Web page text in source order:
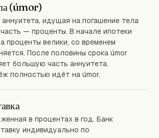
(úmor)
идущая на погашение тела
— проценты. В начале ипотеки
проценты велики, со временем
После половины срока úmor
большую часть аннуитета.
полностью идёт на úmor.
в процентах в год. Банк
индивидуально по